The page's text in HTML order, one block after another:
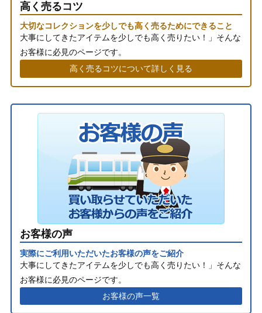
高く売るコツ
大切なコレクションを少しでも高く売るためにできること
大事にしてきたアイテムを少しでも高く売りたい！」そんな
お客様に必見のページです。
高く売るコツについて詳しく見る
お客様の声
実際にご利用いただいたお客様の声をご紹介
大事にしてきたアイテムを少しでも高く売りたい！」そんな
お客様に必見のページです。
お客様の声一覧